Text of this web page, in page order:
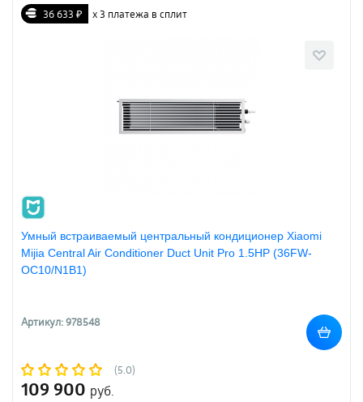
36 633 ₽ х 3 платежа в сплит
Умный встраиваемый центральный кондиционер Xiaomi
Mijia Central Air Conditioner Duct Unit Pro 1.5HP (36FW-
OC10/N1B1)
Артикул: 978548
(5.0)
109 900 руб.